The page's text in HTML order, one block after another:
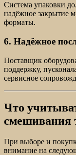
Система упаковки
надёжное закрытие
форматы.
6. Надёжное
Поставщик
поддержку,
сервисное
Что
смешивания
При выборе и
внимание на